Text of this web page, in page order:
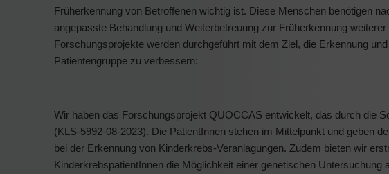
Früherkennung von Betroffenen wichtig ist. Diese Menschen benötigen
angepasste Behandlung und Weiterbetreuung zur Früherkennung
Forschungsprojekte werden durchgeführt mit dem Ziel, die Erkennung
Patientengruppe zu verbessern:
Wir haben das Forschungsprojekt QUOCCAS entwickelt, das durch die
(KLS-5992-08-2023). Die PatientInnen stehen im Mittelpunkt und geben
bei der Erkennung von Kinderkrebs-Veranlagungen. Zudem bieten wir
KinderkrebspatientInnen die Möglichkeit einer genetischen Untersuchung